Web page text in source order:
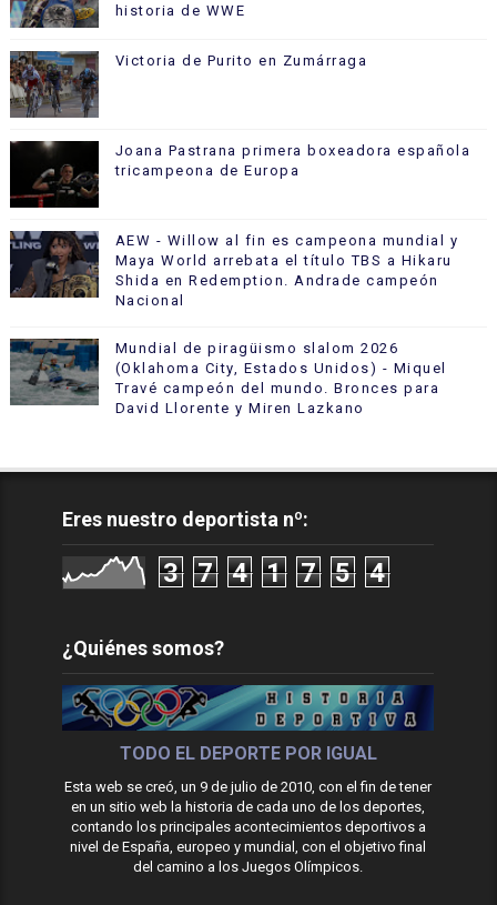
historia de WWE
Victoria de Purito en Zumárraga
Joana Pastrana primera boxeadora española
tricampeona de Europa
AEW - Willow al fin es campeona mundial y
Maya World arrebata el título TBS a Hikaru
Shida en Redemption. Andrade campeón
Nacional
Mundial de piragüismo slalom 2026
(Oklahoma City, Estados Unidos) - Miquel
Travé campeón del mundo. Bronces para
David Llorente y Miren Lazkano
Eres nuestro deportista nº:
3 7 4 1 7 5 4
¿Quiénes somos?
TODO EL DEPORTE POR IGUAL
Esta web se creó, un 9 de julio de 2010, con el fin de tener
en un sitio web la historia de cada uno de los deportes,
contando los principales acontecimientos deportivos a
nivel de España, europeo y mundial, con el objetivo final
del camino a los Juegos Olímpicos.